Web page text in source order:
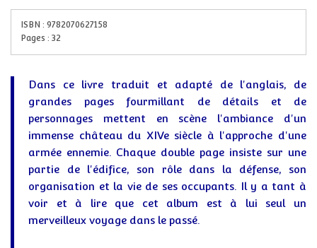
ISBN : 9782070627158
Pages : 32
Dans ce livre traduit et adapté de l'anglais, de
grandes pages fourmillant de détails et de
personnages mettent en scène l'ambiance d'un
immense château du XIVe siècle à l'approche d'une
armée ennemie. Chaque double page insiste sur une
partie de l'édifice, son rôle dans la défense, son
organisation et la vie de ses occupants. Il y a tant à
voir et à lire que cet album est à lui seul un
merveilleux voyage dans le passé.